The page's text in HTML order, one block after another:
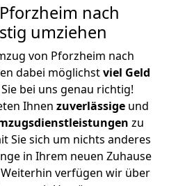
nach
umziehen
von Pforzheim nach
dabei möglichstviel Geld
bei uns genau richtig!
Ihnen zuverlässige und
zu
Sie sich um nichts anderes
in Ihrem neuen Zuhause
verfügen wir über